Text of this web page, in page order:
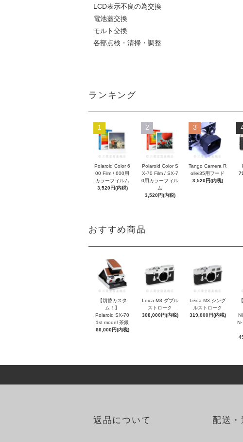
LCD表示不良の為交換
電池蓋交換
モルト交換
各部点検・清掃・調整
ランキング
1
Polaroid Color 6
00 Film / 600用
カラーフィルム
3,520円(内税)
2
Polaroid Color S
X-70 Film / SX-7
0用カラーフィル
ム
3,520円(内税)
3
Tango Camera R
ollei35用フード
3,520円(内税)
おすすめ商品
【切替カスタ
ム！】
Polaroid SX-70
1st model 茶銀
66,000円(内税)
Leica M3 ダブル
ストローク
308,000円(内税)
Leica M3 シング
ルストローク
319,000円(内税)
N
返品について 配送・